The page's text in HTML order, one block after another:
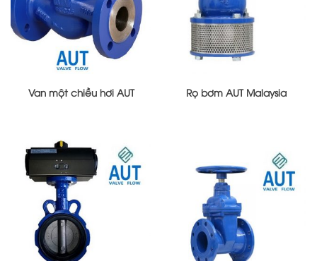
Van một chiều hơi AUT Rọ bơm AUT Malaysia